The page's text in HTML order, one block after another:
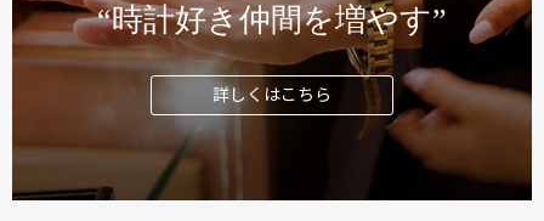
“時計好き仲間を増やす”
詳しくはこちら